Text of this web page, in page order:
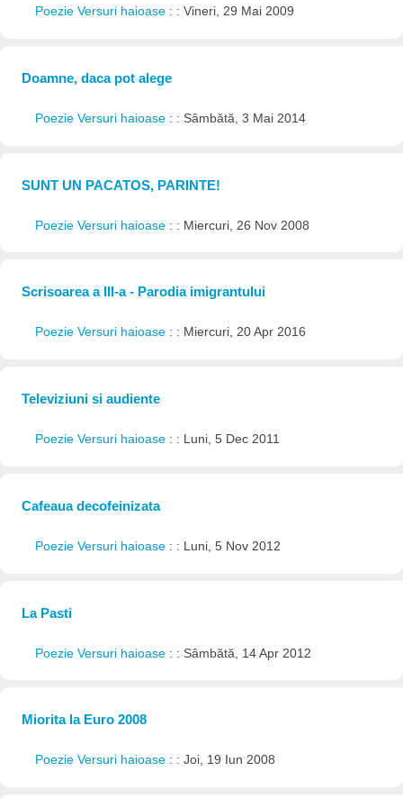
Poezie Versuri haioase : : Vineri, 29 Mai 2009
Doamne, daca pot alege
Poezie Versuri haioase : : Sâmbătă, 3 Mai 2014
SUNT UN PACATOS, PARINTE!
Poezie Versuri haioase : : Miercuri, 26 Nov 2008
Scrisoarea a III-a - Parodia imigrantului
Poezie Versuri haioase : : Miercuri, 20 Apr 2016
Televiziuni si audiente
Poezie Versuri haioase : : Luni, 5 Dec 2011
Cafeaua decofeinizata
Poezie Versuri haioase : : Luni, 5 Nov 2012
La Pasti
Poezie Versuri haioase : : Sâmbătă, 14 Apr 2012
Miorita la Euro 2008
Poezie Versuri haioase : : Joi, 19 Iun 2008